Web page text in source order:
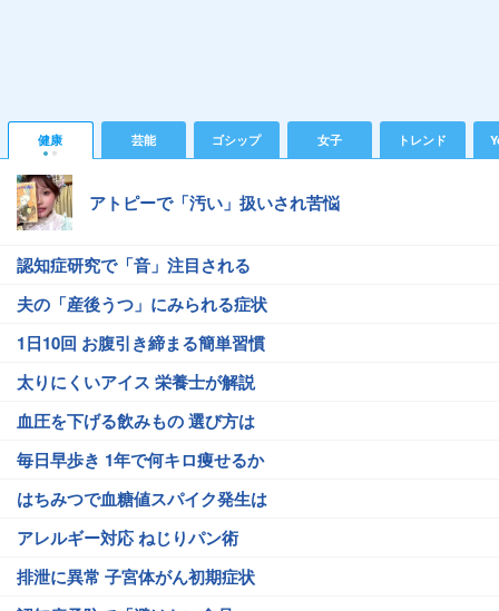
健康 芸能 ゴシップ 女子 トレンド
アトピーで「汚い」扱いされ苦悩
認知症研究で「音」注目される
夫の「産後うつ」にみられる症状
1日10回 お腹引き締まる簡単習慣
太りにくいアイス 栄養士が解説
血圧を下げる飲みもの 選び方は
毎日早歩き 1年で何キロ痩せるか
はちみつで血糖値スパイク発生は
アレルギー対応 ねじりパン術
排泄に異常 子宮体がん初期症状